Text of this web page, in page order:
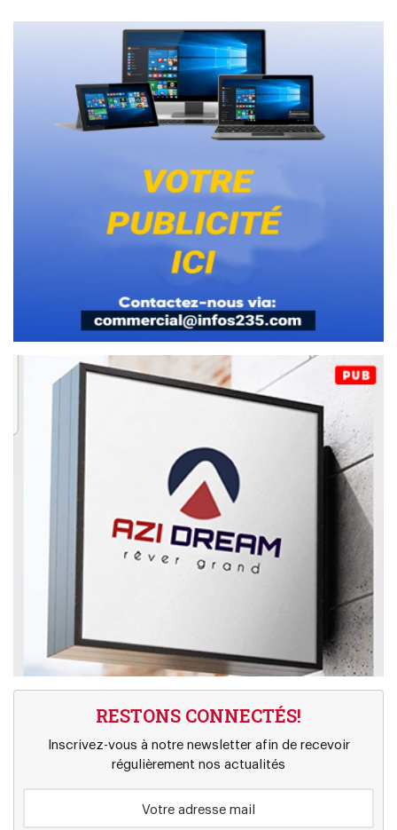
RESTONS CONNECTÉS!
Inscrivez-vous à notre newsletter afin de recevoir
régulièrement nos actualités